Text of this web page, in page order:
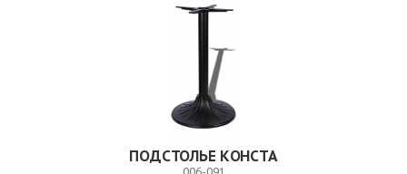
ПОДСТОЛЬЕ КОНСТА